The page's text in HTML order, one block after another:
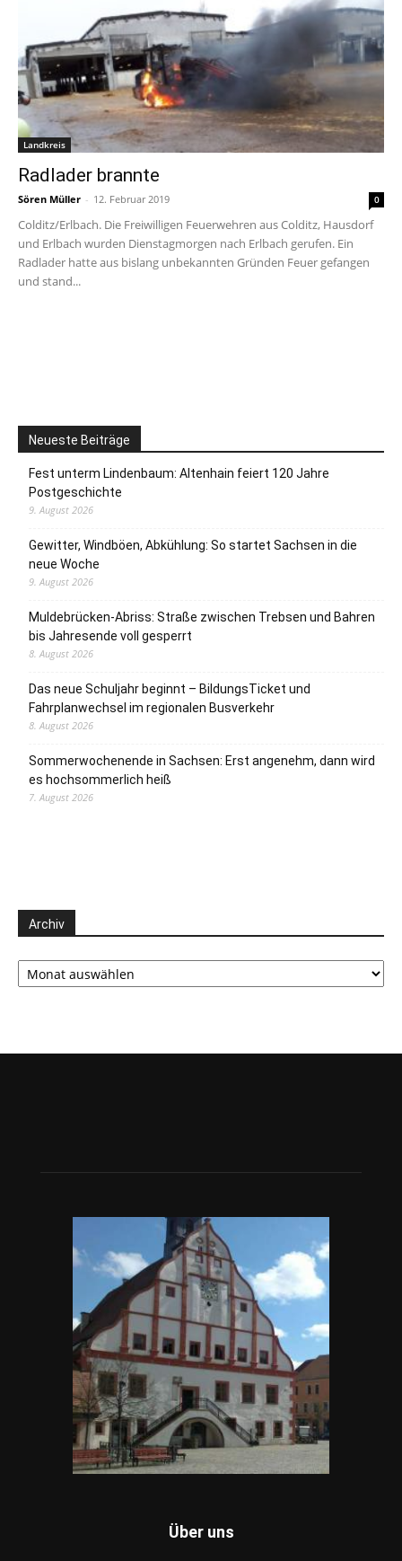
Landkreis
Radlader brannte
Sören Müller - 12. Februar 2019 0
Colditz/Erlbach. Die Freiwilligen Feuerwehren aus Colditz, Hausdorf
und Erlbach wurden Dienstagmorgen nach Erlbach gerufen. Ein
Radlader hatte aus bislang unbekannten Gründen Feuer gefangen
und stand...
Neueste Beiträge
Fest unterm Lindenbaum: Altenhain feiert 120 Jahre
Postgeschichte
9. August 2026
Gewitter, Windböen, Abkühlung: So startet Sachsen in die
neue Woche
9. August 2026
Muldebrücken-Abriss: Straße zwischen Trebsen und Bahren
bis Jahresende voll gesperrt
8. August 2026
Das neue Schuljahr beginnt – BildungsTicket und
Fahrplanwechsel im regionalen Busverkehr
8. August 2026
Sommerwochenende in Sachsen: Erst angenehm, dann wird
es hochsommerlich heiß
7. August 2026
Archiv
Archiv
Über uns